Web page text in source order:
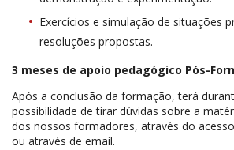
Exercícios e simulação de situações
resoluções propostas.
3 meses de apoio pedagógico Pós-
Após a conclusão da formação, terá
possibilidade de tirar dúvidas sobre a
dos nossos formadores, através do
ou através de email.